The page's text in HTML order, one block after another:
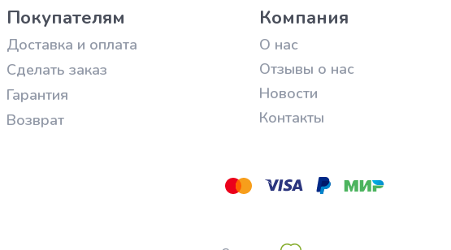
Покупателям
Доставка и оплата
Сделать заказ
Гарантия
Возврат
Компания
О нас
Отзывы о нас
Новости
Контакты